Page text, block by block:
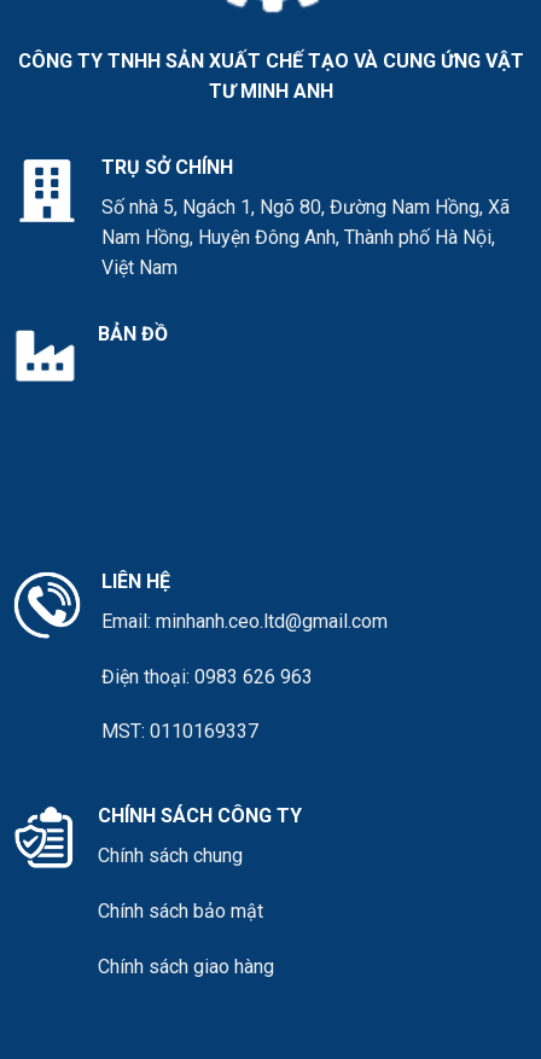
CÔNG TY TNHH SẢN XUẤT CHẾ TẠO VÀ CUNG ỨNG VẬT
TƯ MINH ANH
TRỤ SỞ CHÍNH
Số nhà 5, Ngách 1, Ngõ 80, Đường Nam Hồng, Xã
Nam Hồng, Huyện Đông Anh, Thành phố Hà Nội,
Việt Nam
BẢN ĐỒ
LIÊN HỆ
Email: minhanh.ceo.ltd@gmail.com
Điện thoại: 0983 626 963
MST: 0110169337
CHÍNH SÁCH CÔNG TY
Chính sách chung
Chính sách bảo mật
Chính sách giao hàng